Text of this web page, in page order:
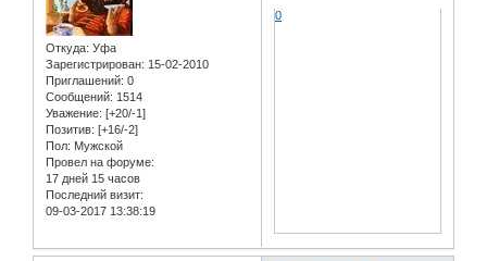
Откуда: Уфа
Зарегистрирован: 15-02-2010
Приглашений: 0
Сообщений: 1514
Уважение: [+20/-1]
Позитив: [+16/-2]
Пол: Мужской
Провел на форуме:
17 дней 15 часов
Последний визит:
09-03-2017 13:38:19
0